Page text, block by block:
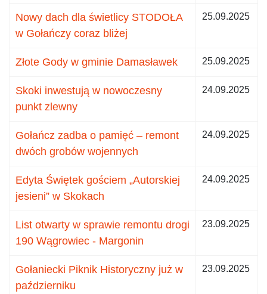
Nowy dach dla świetlicy STODOŁA
w Gołańczy coraz bliżej
25.09.2025
Złote Gody w gminie Damasławek 25.09.2025
Skoki inwestują w nowoczesny
punkt zlewny
24.09.2025
Gołańcz zadba o pamięć – remont
dwóch grobów wojennych
24.09.2025
Edyta Świętek gościem „Autorskiej
jesieni” w Skokach
24.09.2025
List otwarty w sprawie remontu drogi
190 Wągrowiec - Margonin
23.09.2025
Gołaniecki Piknik Historyczny już w
październiku
23.09.2025